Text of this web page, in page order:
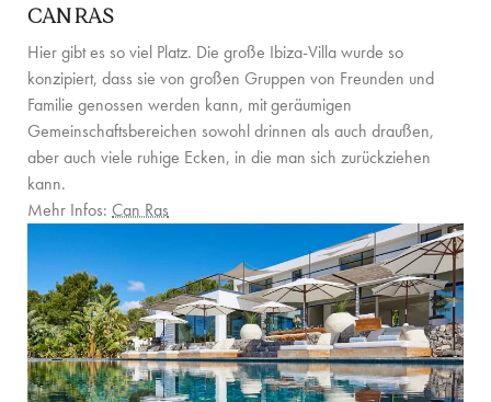
CAN RAS
Hier gibt es so viel Platz. Die große Ibiza-Villa wurde so
konzipiert, dass sie von großen Gruppen von Freunden und
Familie genossen werden kann, mit geräumigen
Gemeinschaftsbereichen sowohl drinnen als auch draußen,
aber auch viele ruhige Ecken, in die man sich zurückziehen
kann.
Mehr Infos: Can Ras